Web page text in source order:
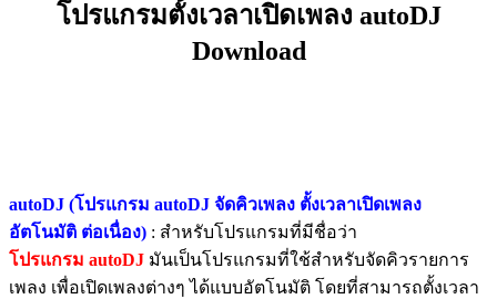
โปรแกรมตั้งเวลาเปิดเพลง autoDJ
Download
autoDJ (โปรแกรม autoDJ จัดคิวเพลง ตั้งเวลาเปิดเพลง
อัตโนมัติ ต่อเนื่อง) : สำหรับโปรแกรมที่มีชื่อว่า
โปรแกรม autoDJ มันเป็นโปรแกรมที่ใช้สำหรับจัดคิวรายการ
เพลง เพื่อเปิดเพลงต่างๆ ได้แบบอัตโนมัติ โดยที่สามารถตั้งเวลา